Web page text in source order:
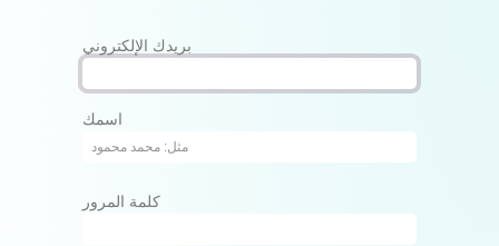
بريدك الإلكتروني
اسمك
كلمة المرور